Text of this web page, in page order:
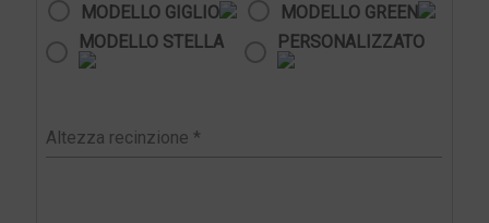
MODELLO GIGLIO
MODELLO GREEN
MODELLO STELLA
PERSONALIZZATO